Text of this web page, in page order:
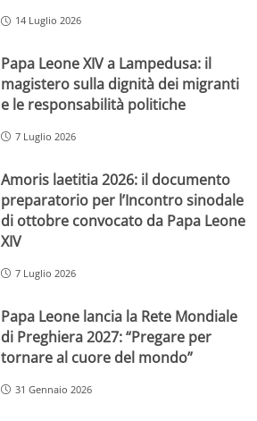
14 Luglio 2026
Papa Leone XIV a Lampedusa: il
magistero sulla dignità dei migranti
e le responsabilità politiche
7 Luglio 2026
Amoris laetitia 2026: il documento
preparatorio per l’Incontro sinodale
di ottobre convocato da Papa Leone
XIV
7 Luglio 2026
Papa Leone lancia la Rete Mondiale
di Preghiera 2027: “Pregare per
tornare al cuore del mondo”
31 Gennaio 2026